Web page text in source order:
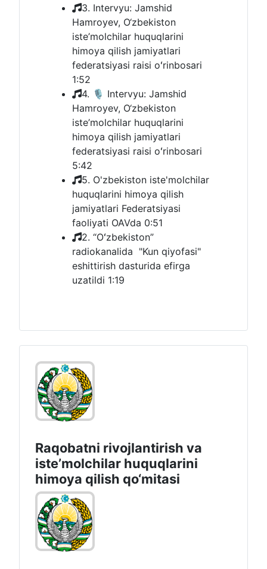
3. Intervyu: Jamshid
Hamroyev, O‘zbekiston
iste’molchilar huquqlarini
himoya qilish jamiyatlari
federatsiyasi raisi oʻrinbosari
1:52
4. 🎙 Intervyu: Jamshid
Hamroyev, O‘zbekiston
iste’molchilar huquqlarini
himoya qilish jamiyatlari
federatsiyasi raisi oʻrinbosari
5:42
5. O'zbekiston iste'molchilar
huquqlarini himoya qilish
jamiyatlari Federatsiyasi
faoliyati OAVda 0:51
2. “Oʻzbekiston”
radiokanalida "Kun qiyofasi"
eshittirish dasturida efirga
uzatildi 1:19
Raqobatni rivojlantirish va
isteʼmolchilar huquqlarini
himoya qilish qo‘mitasi